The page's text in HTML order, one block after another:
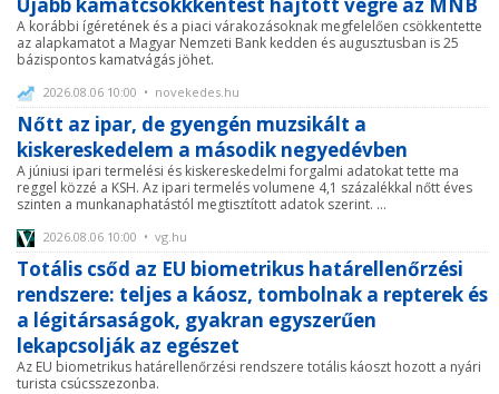
A korábbi ígéretének és a piaci várakozásoknak megfelelően csökkentette
az alapkamatot a Magyar Nemzeti Bank kedden és augusztusban is 25
bázispontos kamatvágás jöhet.
2026.08.06 10:00 • novekedes.hu
Nőtt az ipar, de gyengén muzsikált a
kiskereskedelem a második negyedévben
A júniusi ipari termelési és kiskereskedelmi forgalmi adatokat tette ma
reggel közzé a KSH. Az ipari termelés volumene 4,1 százalékkal nőtt éves
szinten a munkanaphatástól megtisztított adatok szerint. ...
2026.08.06 10:00 • vg.hu
Totális csőd az EU biometrikus határellenőrzési
rendszere: teljes a káosz, tombolnak a repterek és
a légitársaságok, gyakran egyszerűen
lekapcsolják az egészet
Az EU biometrikus határellenőrzési rendszere totális káoszt hozott a nyári
turista csúcsszezonba.